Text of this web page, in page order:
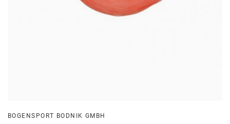
BOGENSPORT BODNIK GMBH